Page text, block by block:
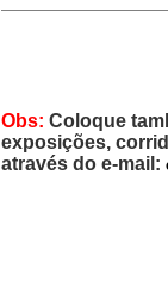
Obs: Coloque
exposições,
através do e-mail: